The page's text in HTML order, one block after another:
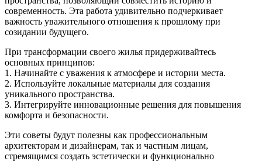
современность. Эта работа удивительно подчеркивает
важность уважительного отношения к прошлому при
созидании будущего.
При трансформации своего жилья придерживайтесь
основных принципов:
1. Начинайте с уважения к атмосфере и истории места.
2. Используйте локальные материалы для создания
уникального пространства.
3. Интегрируйте инновационные решения для повышения
комфорта и безопасности.
Эти советы будут полезны как профессиональным
архитекторам и дизайнерам, так и частным лицам,
стремящимся создать эстетически и функционально